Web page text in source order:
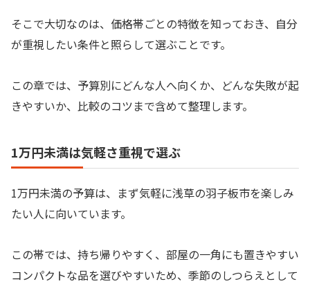
そこで大切なのは、価格帯ごとの特徴を知っておき、自分
が重視したい条件と照らして選ぶことです。
この章では、予算別にどんな人へ向くか、どんな失敗が起
きやすいか、比較のコツまで含めて整理します。
1万円未満は気軽さ重視で選ぶ
1万円未満の予算は、まず気軽に浅草の羽子板市を楽しみ
たい人に向いています。
この帯では、持ち帰りやすく、部屋の一角にも置きやすい
コンパクトな品を選びやすいため、季節のしつらえとして